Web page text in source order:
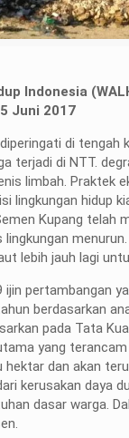
Indonesia
Juni 2017
di
terjadi di NTT.
limbah.
lingkungan hidup
Kupang
lebih jauh lagi
pertambangan
berdasarkan
pada Tata
yang
dan akan
kerusakan daya
dasar warga.